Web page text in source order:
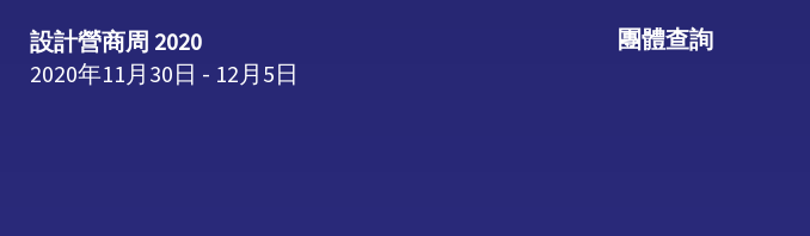
設計營商周 2020
2020年11月30日 - 12月5日
團體查詢